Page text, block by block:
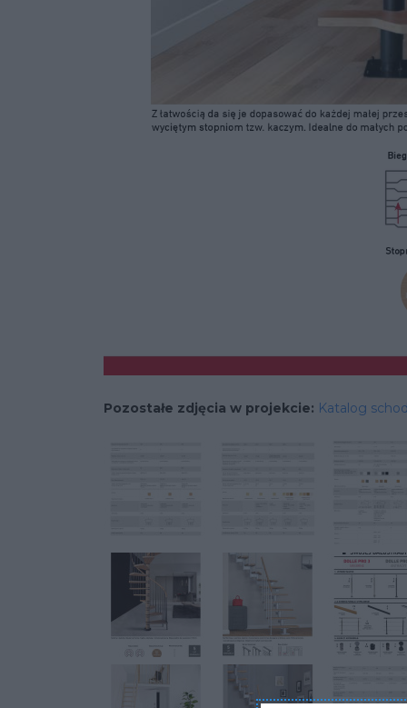
Pozostałe zdjęcia w projekcie: Katalog